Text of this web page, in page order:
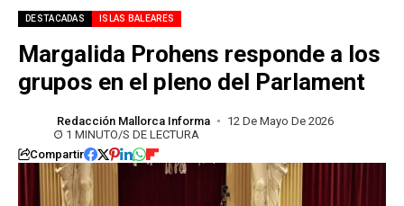
DESTACADAS ISLAS BALEARES
Margalida Prohens responde a los
grupos en el pleno del Parlament
Redacción Mallorca Informa
12 De Mayo De 2026
1 MINUTO/S DE LECTURA
Compartir